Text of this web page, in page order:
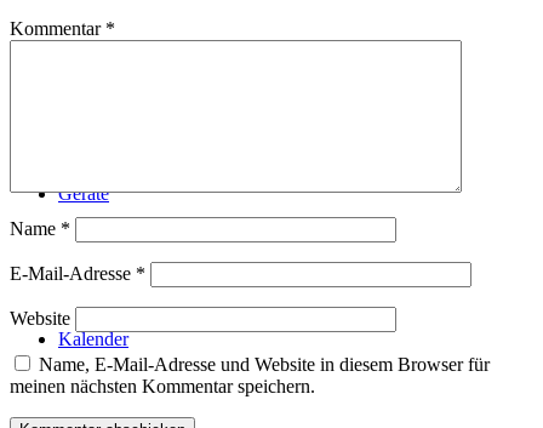
Technik
Geräte
Kalender
Kommentar *
Name *
E-Mail-Adresse *
Website
Name, E-Mail-Adresse und Website in diesem Browser für
meinen nächsten Kommentar speichern.